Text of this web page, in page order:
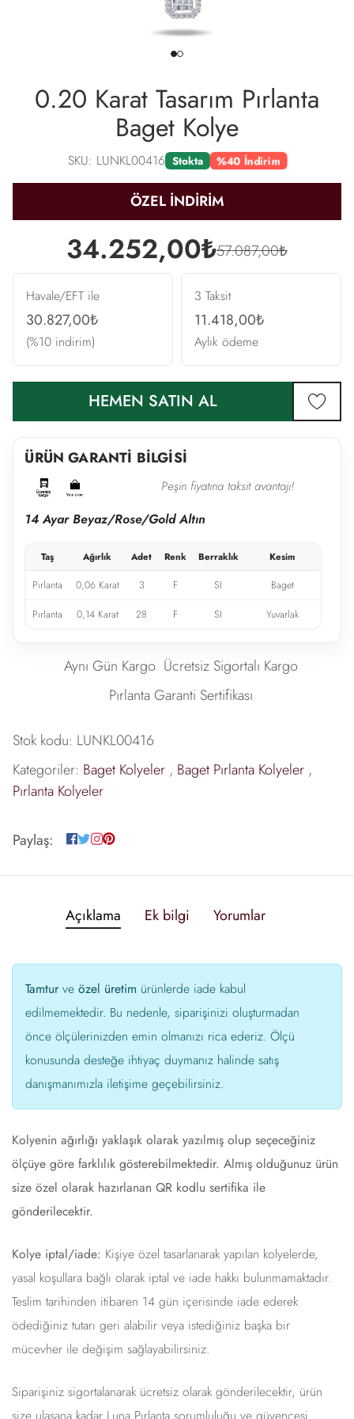
0.20 Karat Tasarım Pırlanta
Baget Kolye
SKU: LUNKL00416 Stokta %40 İndirim
ÖZEL İNDİRİM
34.252,00₺57.087,00₺
Havale/EFT ile
30.827,00₺
(%10 indirim)
3 Taksit
11.418,00₺
Aylık ödeme
HEMEN SATIN AL
ÜRÜN GARANTİ BİLGİSİ
Peşin fiyatına taksit avantajı!
14 Ayar Beyaz/Rose/Gold Altın
Taş Ağırlık Adet Renk Berraklık Kesim
Pırlanta 0,06 Karat 3 F SI Baget
Pırlanta 0,14 Karat 28 F SI Yuvarlak
Aynı Gün Kargo Ücretsiz Sigortalı Kargo
Pırlanta Garanti Sertifikası
Stok kodu: LUNKL00416
Kategoriler: Baget Kolyeler , Baget Pırlanta Kolyeler ,
Pırlanta Kolyeler
Paylaş:
Açıklama Ek bilgi Yorumlar
Tamtur ve özel üretim ürünlerde iade kabul
edilmemektedir. Bu nedenle, siparişinizi oluşturmadan
önce ölçülerinizden emin olmanızı rica ederiz. Ölçü
konusunda desteğe ihtiyaç duymanız halinde satış
danışmanımızla iletişime geçebilirsiniz.
Kolyenin ağırlığı yaklaşık olarak yazılmış olup seçeceğiniz
ölçüye göre farklılık gösterebilmektedir. Almış olduğunuz ürün
size özel olarak hazırlanan QR kodlu sertifika ile
gönderilecektir.
Kolye iptal/iade: Kişiye özel tasarlanarak yapılan kolyelerde,
yasal koşullara bağlı olarak iptal ve iade hakkı bulunmamaktadır.
Teslim tarihinden itibaren 14 gün içerisinde iade ederek
ödediğiniz tutarı geri alabilir veya istediğiniz başka bir
mücevher ile değişim sağlayabilirsiniz.
Siparişiniz sigortalanarak ücretsiz olarak gönderilecektir, ürün
size ulaşana kadar Luna Pırlanta sorumluluğu ve güvencesi